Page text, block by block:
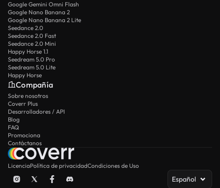
Google Gemini Omni Flash
Google Nano Banana 2
Google Nano Banana 2 Lite
Seedance 2.0
Seedance 2.0 Fast
Seedance 2.0 Mini
Happy Horse 1.1
Seedream 5.0 Pro
Seedream 5.0 Lite
Happy Horse
Compañía
Sobre nosotros
Coverr Plus
Desarrolladores / API
Blog
FAQ
Promociona
Contáctanos
LicenciaPolítica de privacidadCondiciones de Uso
Español